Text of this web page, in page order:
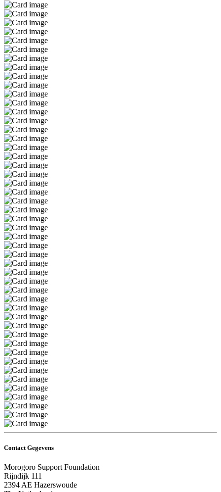
Contact Gegevens
Morogoro Support Foundation
Rijndijk 111
2394 AE Hazerswoude